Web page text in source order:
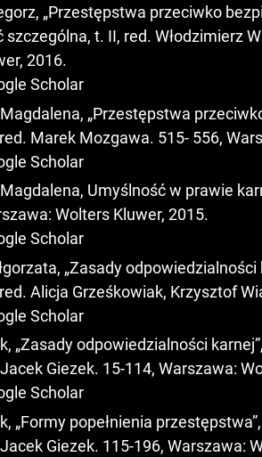
„Przestępstwa przeciwko
szczególna, t. II, red. Włodzimierz
2016.
Scholar
„Przestępstwa
Marek Mozgawa. 515- 556,
Scholar
Umyślność w prawie
Wolters Kluwer, 2015.
Scholar
„Zasady
Alicja Grześkowiak, Krzysztof
Scholar
„Zasady odpowiedzialności
Giezek. 15-114, Warszawa:
Scholar
„Formy popełnienia
Giezek. 115-196, Warszawa: